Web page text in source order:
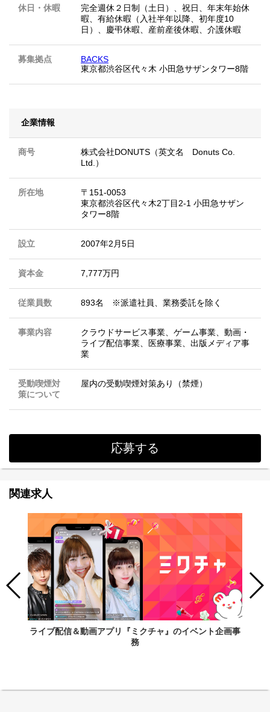
休日・休暇
完全週休２日制（土日）、祝日、年末年始休
暇、有給休暇（入社半年以降、初年度10
日）、慶弔休暇、産前産後休暇、介護休暇
募集拠点
BACKS
東京都渋谷区代々木 小田急サザンタワー8階
企業情報
商号
株式会社DONUTS（英文名 Donuts Co.
Ltd.）
所在地
〒151-0053
東京都渋谷区代々木2丁目2-1 小田急サザン
タワー8階
設立 2007年2月5日
資本金 7,777万円
従業員数 893名 ※派遣社員、業務委託を除く
事業内容
クラウドサービス事業、ゲーム事業、動画・
ライブ配信事業、医療事業、出版メディア事
業
受動喫煙対
策について
屋内の受動喫煙対策あり（禁煙）
応募する
関連求人
ライブ配信＆動画アプリ『ミクチャ』のイベント企画事
務